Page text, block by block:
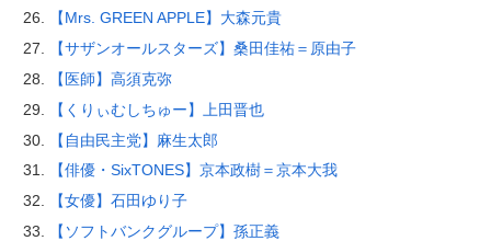
【Mrs. GREEN APPLE】大森元貴
【サザンオールスターズ】桑田佳祐＝原由子
【医師】高須克弥
【くりぃむしちゅー】上田晋也
【自由民主党】麻生太郎
【俳優・SixTONES】京本政樹＝京本大我
【女優】石田ゆり子
【ソフトバンクグループ】孫正義